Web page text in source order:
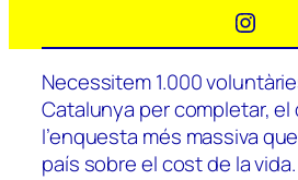
Necessitem 1.000
Catalunya per completar, el
l’enquesta més massiva
país sobre el cost de la vida.